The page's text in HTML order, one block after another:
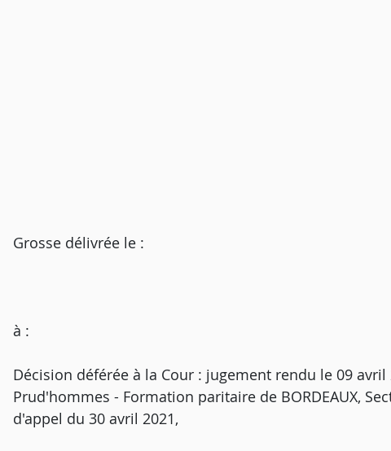
Grosse délivrée le :
à :
Décision déférée à la Cour : jugement rendu le 09 avril
Prud'hommes - Formation paritaire de BORDEAUX,
d'appel du 30 avril 2021,